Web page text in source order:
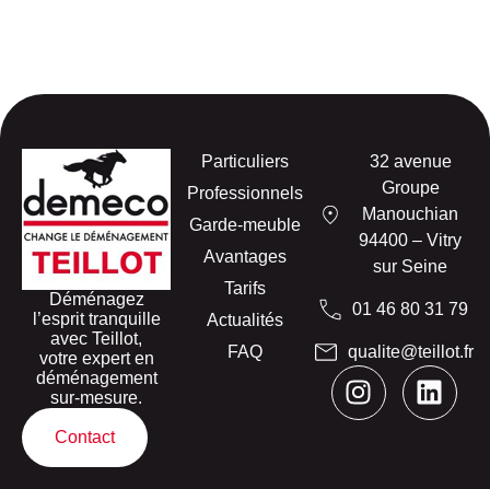
Déménagez
l’esprit tranquille
avec Teillot,
votre expert en
déménagement
sur-mesure.
Contact
32 avenue
Groupe
Manouchian
94400 – Vitry
sur Seine
01 46 80 31 79
qualite@teillot.fr
Particuliers
Professionnels
Garde-meuble
Avantages
Tarifs
Actualités
FAQ